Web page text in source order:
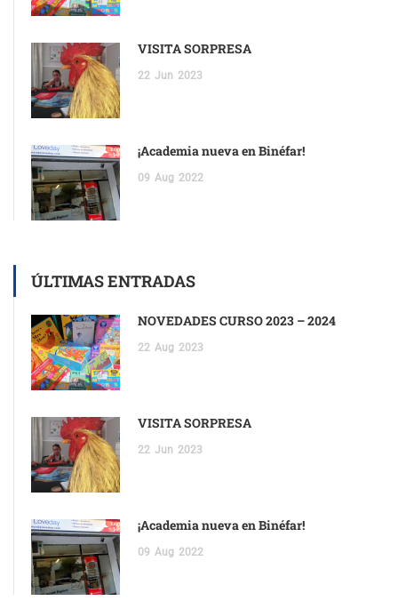
VISITA SORPRESA
22 Jun 2023
¡Academia nueva en Binéfar!
09 Aug 2022
ÚLTIMAS ENTRADAS
NOVEDADES CURSO 2023 – 2024
22 Aug 2023
VISITA SORPRESA
22 Jun 2023
¡Academia nueva en Binéfar!
09 Aug 2022